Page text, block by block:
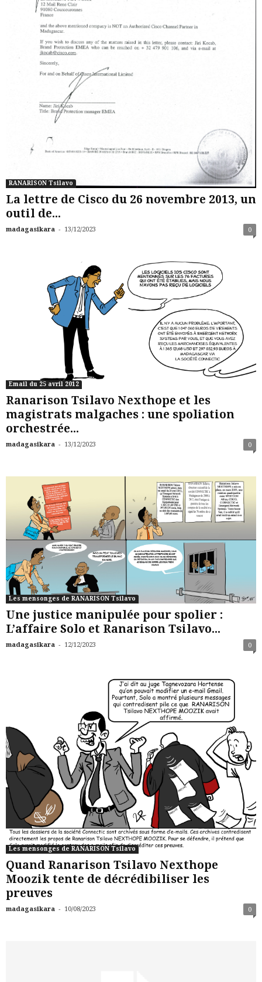
RANARISON Tsilavo
La lettre de Cisco du 26 novembre 2013, un
outil de...
madagasikara - 13/12/2023 0
Email du 25 avril 2012
Ranarison Tsilavo Nexthope et les
magistrats malgaches : une spoliation
orchestrée...
madagasikara - 13/12/2023 0
Les mensonges de RANARISON Tsilavo
Une justice manipulée pour spolier :
L’affaire Solo et Ranarison Tsilavo...
madagasikara - 12/12/2023 0
Les mensonges de RANARISON Tsilavo
Quand Ranarison Tsilavo Nexthope
Moozik tente de décrédibiliser les
preuves
madagasikara - 10/08/2023 0